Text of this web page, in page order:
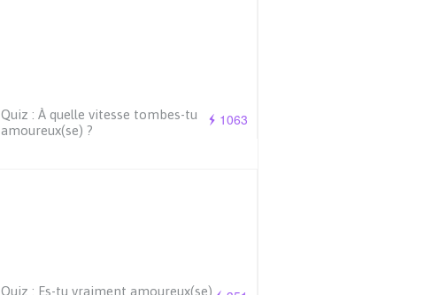
1063
Quiz : À quelle vitesse tombes-tu
amoureux(se) ?
Quiz : Es-tu vraiment amoureux(se)